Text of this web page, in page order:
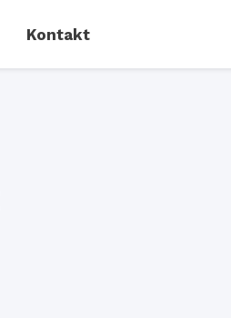
Kontakt